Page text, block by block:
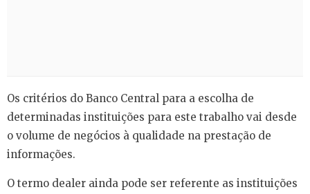
Os critérios do Banco Central para a escolha de
determinadas instituições para este trabalho vai desde
o volume de negócios à qualidade na prestação de
informações.
O termo dealer ainda pode ser referente as instituições